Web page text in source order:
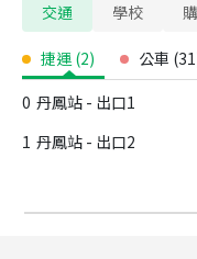
交通 學校
捷運 (2) 公車 (31
0 丹鳳站 - 出口1
1 丹鳳站 - 出口2